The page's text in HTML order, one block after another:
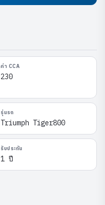
ค่า CCA
230
รุ่นรถ
Triumph Tiger800
รับประกัน
1 ปี